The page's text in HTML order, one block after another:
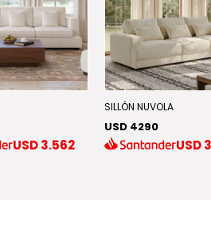
USD3.562
SILLÓN NUVOLA
USD 4290
USD